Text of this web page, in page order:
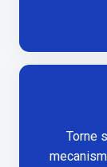
Torne